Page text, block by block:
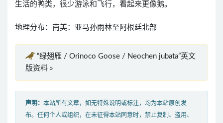
生活的鸭类，很少游泳和飞行，看起来更像鹅。
地理分布：南美：亚马孙雨林至阿根廷北部
“绿翅雁 / Orinoco Goose / Neochen jubata”英文
版资料 »
声明： 本站所有文章，如无特殊说明或标注，均为本站原创发
布。任何个人或组织，在未征得本站同意时，禁止复制、盗用、